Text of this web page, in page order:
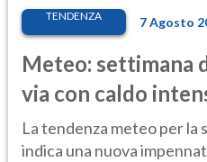
TENDENZA 7 Agosto
Meteo: settimana
via con caldo
temporale
La tendenza meteo per
indica una nuova